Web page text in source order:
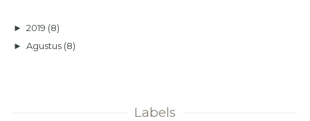
►2019 (8)
►Agustus (8)
Labels